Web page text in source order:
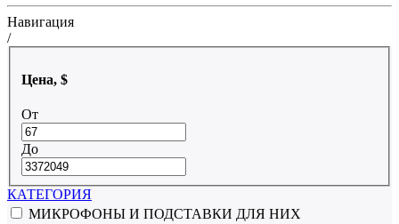
Навигация
/
Цена, $
От
До
КАТЕГОРИЯ
МИКРОФОНЫ И ПОДСТАВКИ ДЛЯ НИХ